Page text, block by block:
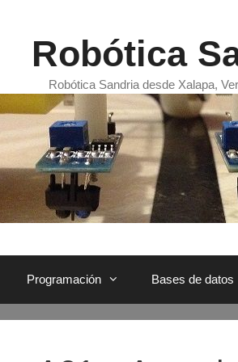
Robótica
Robótica Sandria desde Xalapa,
Programación Bases de datos